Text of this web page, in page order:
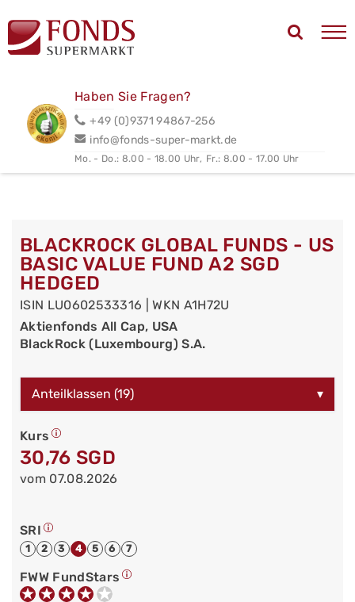
Haben Sie Fragen?
+49 (0)9371 94867-256
info@fonds-super-markt.de
Mo. - Do.: 8.00 - 18.00 Uhr, Fr.: 8.00 - 17.00 Uhr
BLACKROCK GLOBAL FUNDS - US
BASIC VALUE FUND A2 SGD
HEDGED
ISIN LU0602533316 | WKN A1H72U
Aktienfonds All Cap, USA
BlackRock (Luxembourg) S.A.
Anteilklassen (19) ▾
Kurs
30,76 SGD
vom 07.08.2026
SRI
1 2 3 4 5 6 7
FWW FundStars